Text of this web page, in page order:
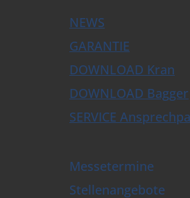
NEWS
GARANTIE
DOWNLOAD Kran
DOWNLOAD Bagger
SERVICE
Messetermine
Stellenangebote